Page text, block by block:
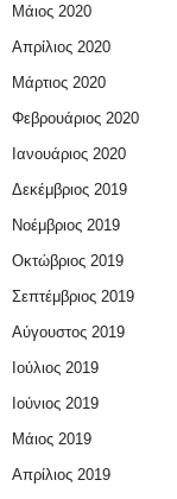
Μάιος 2020
Απρίλιος 2020
Μάρτιος 2020
Φεβρουάριος 2020
Ιανουάριος 2020
Δεκέμβριος 2019
Νοέμβριος 2019
Οκτώβριος 2019
Σεπτέμβριος 2019
Αύγουστος 2019
Ιούλιος 2019
Ιούνιος 2019
Μάιος 2019
Απρίλιος 2019